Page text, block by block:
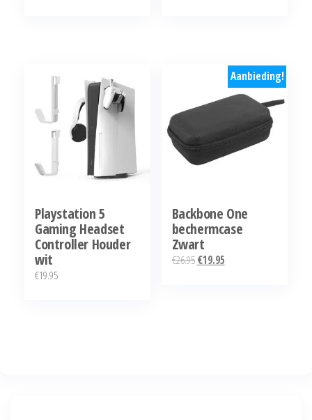
Playstation 5
Gaming Headset
Controller Houder
wit
€19.95
Aanbieding!
Backbone One
bechermcase
Zwart
€26.95 Oorspronkelijke
€19.95Huidige